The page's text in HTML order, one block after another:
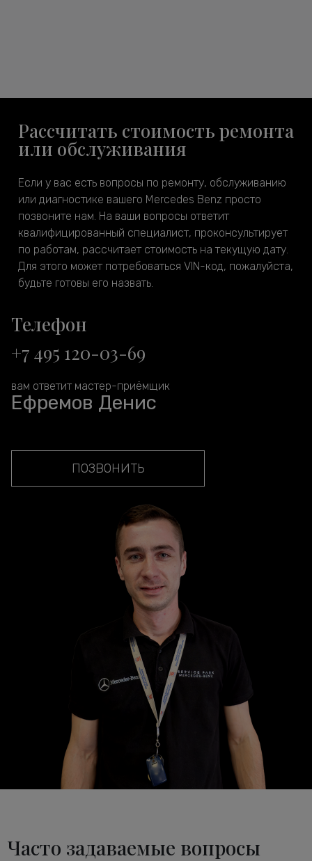
Рассчитать стоимость ремонта
или обслуживания
Если у вас есть вопросы по ремонту, обслуживанию
или диагностике вашего Mercedes Benz просто
позвоните нам. На ваши вопросы ответит
квалифицированный специалист, проконсультирует
по работам, рассчитает стоимость на текущую дату.
Для этого может потребоваться VIN-код, пожалуйста,
будьте готовы его назвать.
Телефон
+7 495 120-03-69
вам ответит мастер-приёмщик
Ефремов Денис
ПОЗВОНИТЬ
Часто задаваемые вопросы